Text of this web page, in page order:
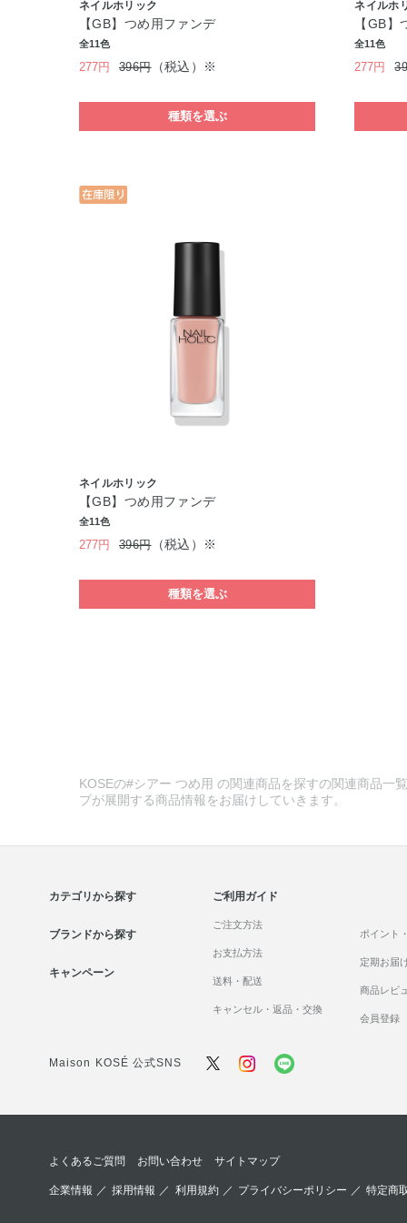
ネイルホリック
【GB】つめ用ファンデ
全11色
277円 396円（税込）※
種類を選ぶ
ネイルホ
【GB
全11色
277円
ネイルホリック
【GB】つめ用ファンデ
全11色
277円 396円（税込）※
種類を選ぶ
KOSEの#シアー つめ用 の関連商品を探すの関連商品一
プが展開する商品情報をお届けしていきます。
カテゴリから探す
ブランドから探す
キャンペーン
ご利用ガイド
ご注文方法
お支払方法
送料・配送
キャンセル・返品・交換
ポイント
定期お届
商品レビ
会員登録
Maison KOSÉ 公式SNS
よくあるご質問 お問い合わせ サイトマップ
企業情報 ／採用情報 ／ 利用規約／ プライバシーポリシー ／ 特定商